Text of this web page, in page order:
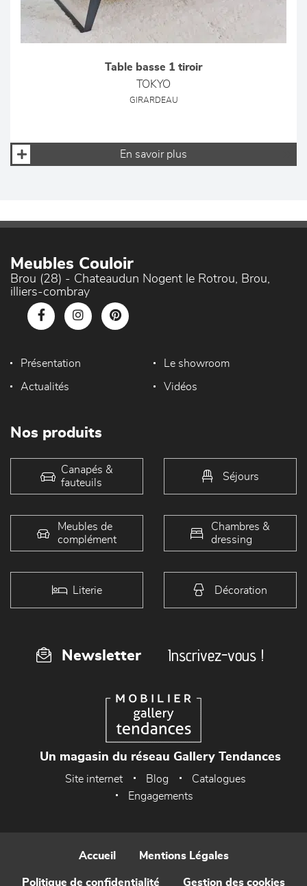
Table basse 1 tiroir
TOKYO
GIRARDEAU
En savoir plus
Meubles Couloir
Brou (28) - Chateaudun Nogent le Rotrou, Brou,
illiers-combray
Présentation Le showroom
Actualités Vidéos
Nos produits
Canapés &
fauteuils
Séjours
Meubles de
complément
Chambres &
dressing
Literie Décoration
Newsletter Inscrivez-vous !
Un magasin du réseau Gallery Tendances
Site internet Blog
Catalogues
Engagements
Accueil Mentions Légales
Politique de confidentialité Gestion des cookies